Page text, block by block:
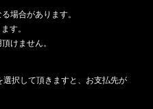
場合があります。
す。
けません。
択して頂きますと、お支払先が